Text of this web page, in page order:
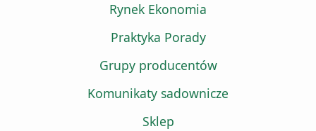
Rynek Ekonomia
Praktyka Porady
Grupy producentów
Komunikaty sadownicze
Sklep